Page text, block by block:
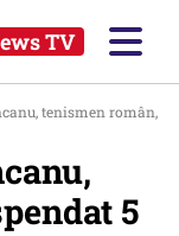
TV
tenismen român,
5